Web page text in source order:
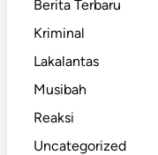
Berita Terbaru
Kriminal
Lakalantas
Musibah
Reaksi
Uncategorized